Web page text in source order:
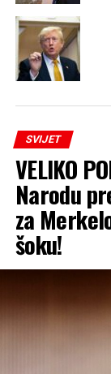
SVIJET
VELIKO
Narodu
za
šoku!